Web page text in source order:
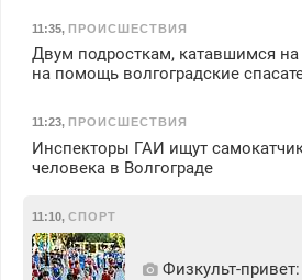
11:35, ПРОИСШЕСТВИЯ
Двум подросткам, катавшимся
на помощь волгоградские
11:23, ПРОИСШЕСТВИЯ
Инспекторы ГАИ ищут
человека в Волгограде
11:10, СПОРТ